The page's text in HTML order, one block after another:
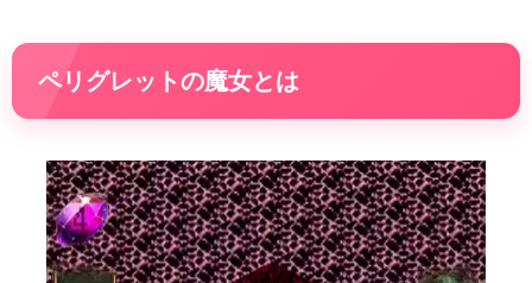
ペリグレットの魔女とは
動
画
プ
レ